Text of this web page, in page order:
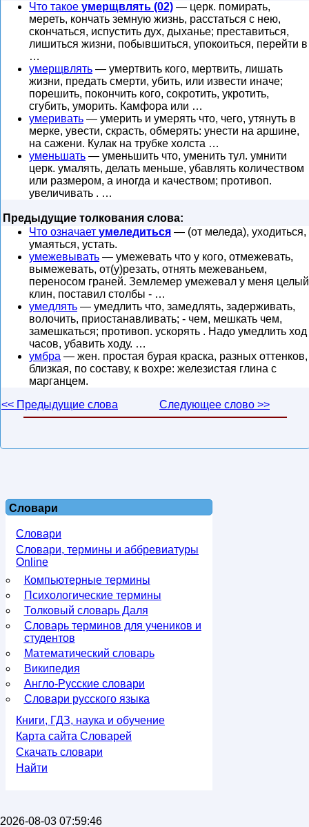
Что такое умерщвлять (02) — церк. помирать,
мереть, кончать земную жизнь, расстаться с нею,
скончаться, испустить дух, дыханье; преставиться,
лишиться жизни, побывшиться, упокоиться, перейти в
…
умерщвлять — умертвить кого, мертвить, лишать
жизни, предать смерти, убить, или извести иначе;
порешить, покончить кого, сокротить, укротить,
сгубить, уморить. Камфора или …
умеривать — умерить и умерять что, чего, утянуть в
мерке, увести, скрасть, обмерять: унести на аршине,
на сажени. Кулак на трубке холста …
уменьшать — уменьшить что, уменить тул. умнити
церк. умалять, делать меньше, убавлять количеством
или размером, а иногда и качеством; противоп.
увеличивать . …
Предыдущие толкования слова:
Что означает умеледиться — (от меледа), уходиться,
умаяться, устать.
умежевывать — умежевать что у кого, отмежевать,
вымежевать, от(у)резать, отнять межеваньем,
переносом граней. Землемер умежевал у меня целый
клин, поставил столбы - …
умедлять — умедлить что, замедлять, задерживать,
волочить, приостанавливать; - чем, мешкать чем,
замешкаться; противоп. ускорять . Надо умедлить ход
часов, убавить ходу. …
умбра — жен. простая бурая краска, разных оттенков,
близкая, по составу, к вохре: железистая глина с
марганцем.
<< Предыдущие слова
Следующее слово >>
Словари
Словари
Словари, термины и аббревиатуры
Online
Компьютерные термины
Психологические термины
Толковый словарь Даля
Словарь терминов для учеников и
студентов
Математический словарь
Википедия
Англо-Русские словари
Словари русского языка
Книги, ГДЗ, наука и обучение
Карта сайта Словарей
Скачать словари
Найти
2026-08-03 07:59:46